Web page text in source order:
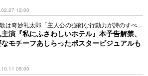
12:00
は奇妙礼太郎「主人公の強靭な行動力が詩のすべ
演『私にふさわしいホテル』本予告解禁、
モチーフあしらったポスタービジュアルも
08:00